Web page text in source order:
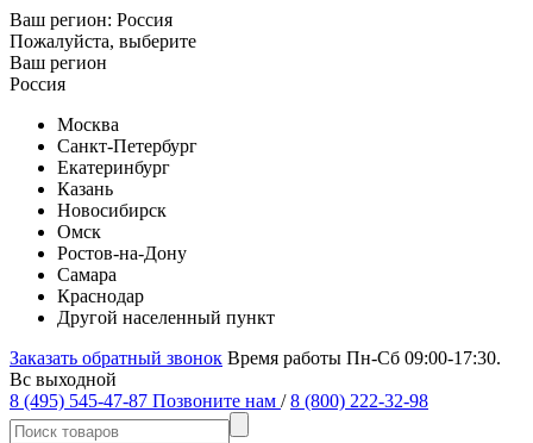
Ваш регион: Россия
Пожалуйста, выберите
Ваш регион
Россия
Москва
Санкт-Петербург
Екатеринбург
Казань
Новосибирск
Омск
Ростов-на-Дону
Самара
Краснодар
Другой населенный пункт
Заказать обратный звонок Время работы Пн-Сб 09:00-17:30.
Вс выходной
8 (495) 545-47-87 Позвоните нам / 8 (800) 222-32-98